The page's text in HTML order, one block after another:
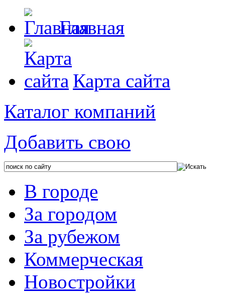
Главная
Карта сайта
Каталог компаний
Добавить свою
В городе
За городом
За рубежом
Коммерческая
Новостройки